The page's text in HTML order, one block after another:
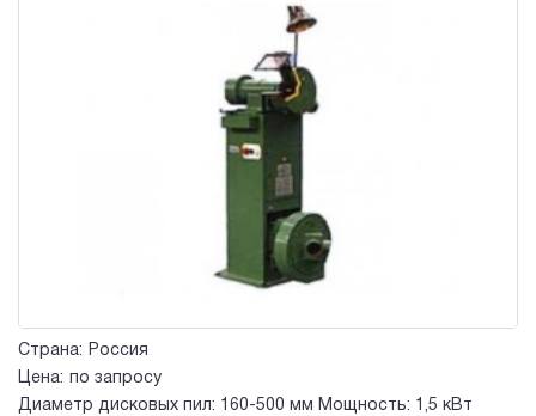
Страна:
Россия
Цена:
по запросу
Диаметр дисковых пил: 160-500 мм Мощность: 1,5 кВт